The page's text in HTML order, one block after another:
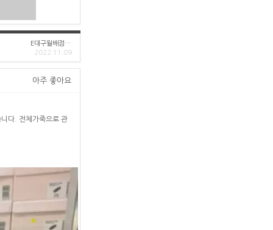
E대구월배점(직)
2022.11.09
아주 좋아요
다. 전체가죽으로 관